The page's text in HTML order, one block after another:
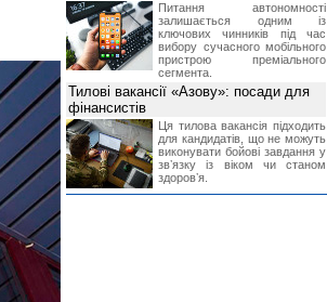
Питання автономності
залишається одним із
ключових чинників під час
вибору сучасного мобільного
пристрою преміального
сегмента.
Тилові вакансії «Азову»: посади для
фінансистів
Ця тилова вакансія підходить
для кандидатів, що не можуть
виконувати бойові завдання у
звʼязку із віком чи станом
здоровʼя.